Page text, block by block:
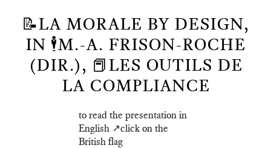
📝LA MORALE BY DESIGN,
IN 🕴️M.-A. FRISON-ROCHE
(DIR.), 📕LES OUTILS DE
LA COMPLIANCE
to read the presentation in
English ↗️click on the
British flag